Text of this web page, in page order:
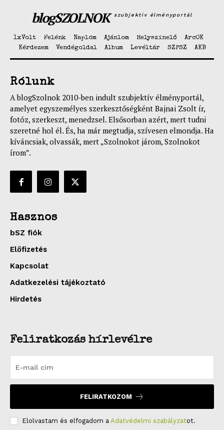
blogSZOLNOK szubjektív élményportál
1xVolt Felénk Naplóm Ajánlom Helyszínelő
ArcOK
Kérdezem
Vendégoldal Album Levéltár SZPSZ AKB
Rólunk
A blogSzolnok 2010-ben indult szubjektív élményportál,
amelyet egyszemélyes szerkesztőségként Bajnai Zsolt ír,
fotóz, szerkeszt, menedzsel. Elsősorban azért, mert tudni
szeretné hol él. És, ha már megtudja, szívesen elmondja. Ha
kíváncsiak, olvassák, mert „Szolnokot járom, Szolnokot
írom”.
Hasznos
bSZ fiók
Előfizetés
Kapcsolat
Adatkezelési tájékoztató
Hirdetés
Feliratkozás hírlevélre
FELIRATKOZOM
Elolvastam és elfogadom a Adatvédelmi szabályzatot.